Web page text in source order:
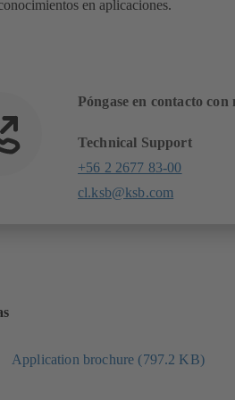
en aplicaciones.
Póngase en contacto con
Technical Support
+56 2 2677 83-00
cl.ksb@ksb.com
Application brochure (797.2 KB)
(se